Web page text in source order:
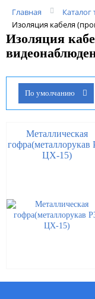
Главная Каталог
Изоляция кабеля
Изоляция
По умолчанию
Металлическая
гофра(металлорукав
ЦХ-15)